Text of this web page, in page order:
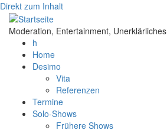
Direkt zum Inhalt
Moderation, Entertainment, Unerklärliches
h
Home
Desimo
Vita
Referenzen
Termine
Solo-Shows
Frühere Shows